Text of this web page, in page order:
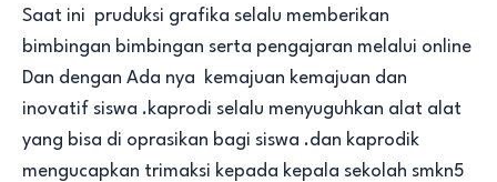
Saat ini pruduksi grafika selalu memberikan
bimbingan bimbingan serta pengajaran melalui online
Dan dengan Ada nya kemajuan kemajuan dan
inovatif siswa .kaprodi selalu menyuguhkan alat alat
yang bisa di oprasikan bagi siswa .dan kaprodik
mengucapkan trimaksi kepada kepala sekolah smkn5